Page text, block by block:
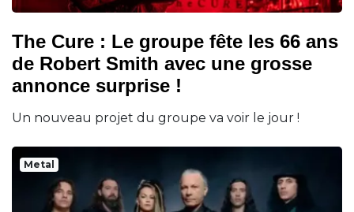
The Cure : Le groupe fête les 66 ans
de Robert Smith avec une grosse
annonce surprise !
Un nouveau projet du groupe va voir le jour !
Metal